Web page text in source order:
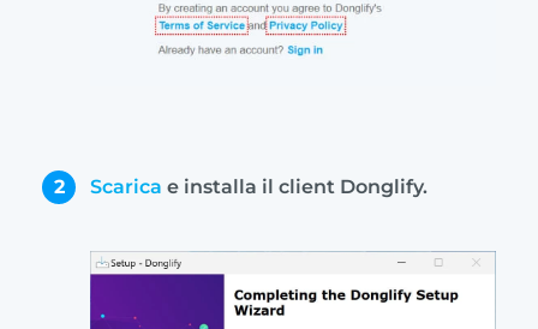
2 Scarica e installa il client Donglify.